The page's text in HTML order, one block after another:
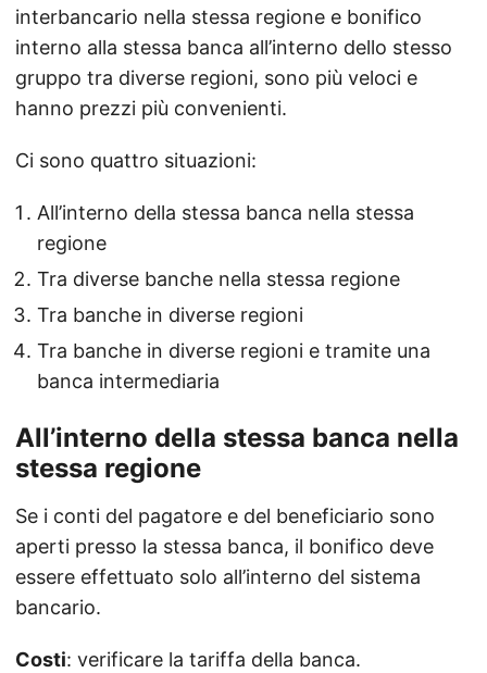
interbancario nella stessa regione e bonifico
interno alla stessa banca all’interno dello stesso
gruppo tra diverse regioni, sono più veloci e
hanno prezzi più convenienti.
Ci sono quattro situazioni:
All’interno della stessa banca nella stessa
regione
Tra diverse banche nella stessa regione
Tra banche in diverse regioni
Tra banche in diverse regioni e tramite una
banca intermediaria
All’interno della stessa banca nella
stessa regione
Se i conti del pagatore e del beneficiario sono
aperti presso la stessa banca, il bonifico deve
essere effettuato solo all’interno del sistema
bancario.
Costi: verificare la tariffa della banca.